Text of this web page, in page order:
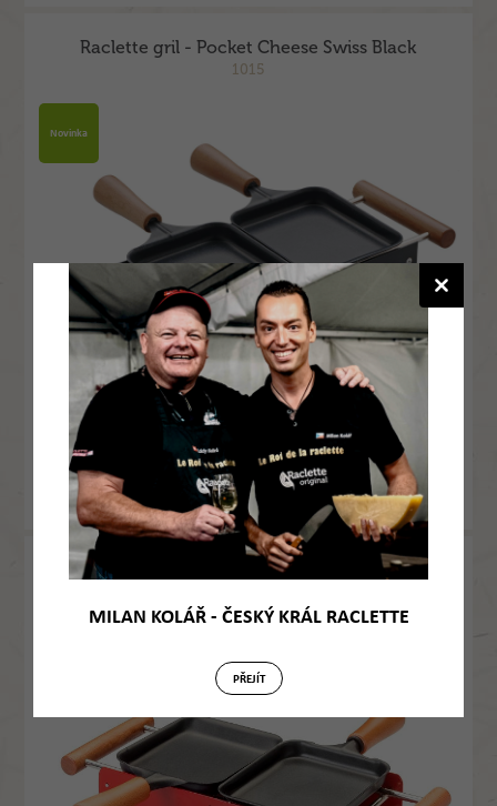
MILAN KOLÁŘ - ČESKÝ KRÁL RACLETTE
PŘEJÍT
Raclette gril - Pocket Cheese Swiss Black
1015
Novinka
1 269 Kč bez DPH / ks
1 535 Kčs DPH / ks Detail
Raclette gril - Pocket Cheese Mountain